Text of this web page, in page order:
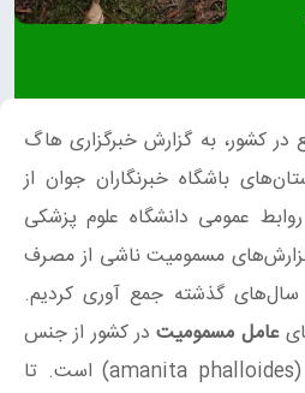
کشور، به گزارش خبرگزاری هاگ
باشگاه خبرنگاران جوان از
عمومی دانشگاه علوم پزشکی
مسمومیت ناشی از مصرف
گذشته جمع آوری کردیم.
عامل مسمومیتدر کشور از جنس
(amanita phalloides) است. تا